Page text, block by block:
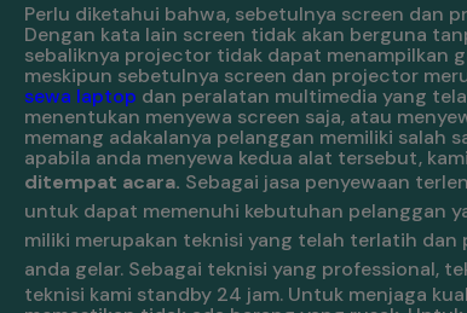
Perlu diketahui bahwa, sebetulnya screen dan
Dengan kata lain screen tidak akan berguna
sebaliknya projector tidak dapat menampilkan
meskipun sebetulnya screen dan projector
sewa laptop dan peralatan multimedia yang
menentukan menyewa screen saja, atau
memang adakalanya pelanggan memiliki salah
apabila anda menyewa kedua alat tersebut,
ditempat acara. Sebagai jasa penyewaan
untuk dapat memenuhi kebutuhan pelanggan
miliki merupakan teknisi yang telah terlatih
anda gelar. Sebagai teknisi yang professional,
teknisi kami standby 24 jam. Untuk menjaga